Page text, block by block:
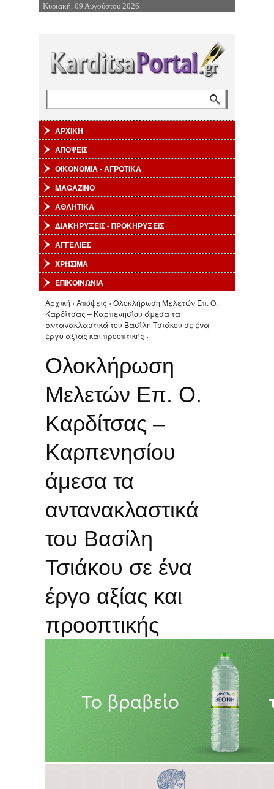
Επιστροφή στην Πλοήγηση
Κυριακή, 09 Αυγούστου 2026
ΑΡΧΙΚΗ
ΑΠΟΨΕΙΣ
ΟΙΚΟΝΟΜΙΑ - ΑΓΡΟΤΙΚΑ
MAGAZINO
ΑΘΛΗΤΙΚΑ
ΔΙΑΚΗΡΥΞΕΙΣ - ΠΡΟΚΗΡΥΞΕΙΣ
ΑΓΓΕΛΙΕΣ
ΧΡΗΣΙΜΑ
ΕΠΙΚΟΙΝΩΝΙΑ
Είστε εδώ
Αρχική › Απόψεις › Ολοκλήρωση Μελετών Επ. Ο.
Καρδίτσας – Καρπενησίου άμεσα τα
αντανακλαστικά του Βασίλη Τσιάκου σε ένα
έργο αξίας και προοπτικής ›
Ολοκλήρωση
Μελετών Επ. Ο.
Καρδίτσας –
Καρπενησίου
άμεσα τα
αντανακλαστικά
του Βασίλη
Τσιάκου σε ένα
έργο αξίας και
προοπτικής